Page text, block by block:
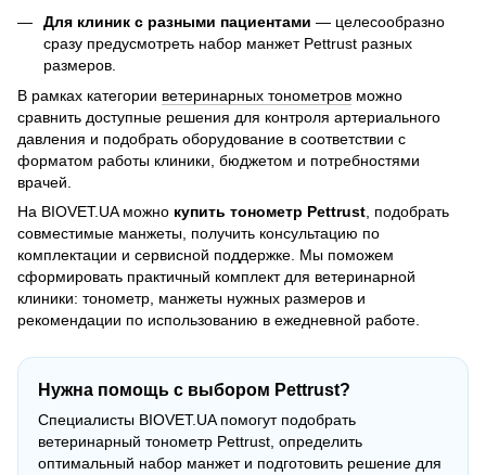
Для клиник с разными пациентами — целесообразно
сразу предусмотреть набор манжет Pettrust разных
размеров.
В рамках категории ветеринарных тонометров можно
сравнить доступные решения для контроля артериального
давления и подобрать оборудование в соответствии с
форматом работы клиники, бюджетом и потребностями
врачей.
На BIOVET.UA можно купить тонометр Pettrust , подобрать
совместимые манжеты, получить консультацию по
комплектации и сервисной поддержке. Мы поможем
сформировать практичный комплект для ветеринарной
клиники: тонометр, манжеты нужных размеров и
рекомендации по использованию в ежедневной работе.
Нужна помощь с выбором Pettrust?
Специалисты BIOVET.UA помогут подобрать
ветеринарный тонометр Pettrust, определить
оптимальный набор манжет и подготовить решение для